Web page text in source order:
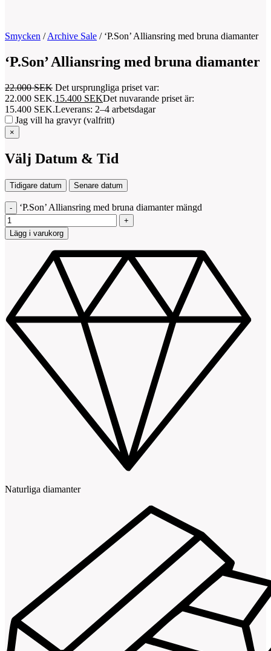
Smycken /Archive Sale / ‘P.Son’ Alliansring med bruna diamanter
‘P.Son’ Alliansring med bruna diamanter
22.000SEK Det ursprungliga priset var:
22.000 SEK.15.400 SEKDet nuvarande priset är:
15.400 SEK.Leverans: 2–4 arbetsdagar
Jag vill ha gravyr (valfritt)
×
Välj Datum & Tid
Tidigare datum Senare datum
‘P.Son’ Alliansring med bruna diamanter mängd
Lägg i varukorg
Naturliga diamanter